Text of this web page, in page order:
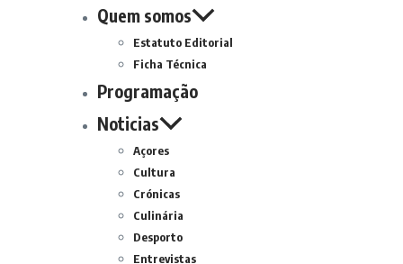
Quem somos
Estatuto Editorial
Ficha Técnica
Programação
Noticias
Açores
Cultura
Crónicas
Culinária
Desporto
Entrevistas